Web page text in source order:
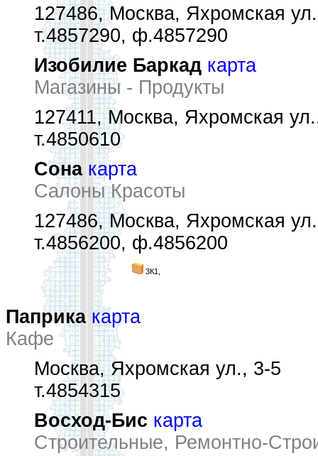
127486, Москва, Яхромская
т.4857290, ф.4857290
Изобилие Баркад карта
Магазины - Продукты
127411, Москва, Яхромская
т.4850610
Сона карта
Салоны Красоты
127486, Москва, Яхромская
т.4856200, ф.4856200
3К1,
Паприка карта
Кафе
Москва, Яхромская ул., 3-5
т.4854315
Восход-Бис карта
Строительные, Ремонтно-